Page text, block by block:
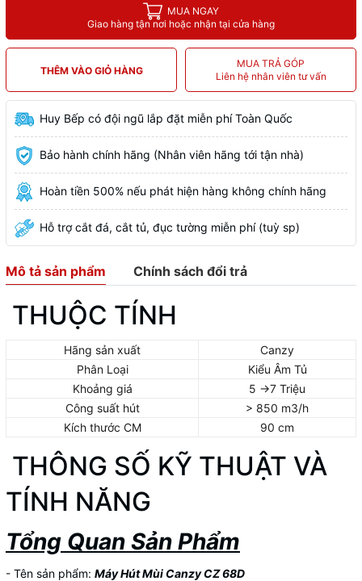
MUA NGAY
Giao hàng tận nơi hoặc nhận tại cửa hàng
THÊM VÀO GIỎ HÀNG
MUA TRẢ GÓP
Liên hệ nhân viên tư vấn
Huy Bếp có đội ngũ lắp đặt miễn phí Toàn Quốc
Bảo hành chính hãng (Nhân viên hãng tới tận nhà)
Hoàn tiền 500% nếu phát hiện hàng không chính hãng
Hỗ trợ cắt đá, cắt tủ, đục tường miễn phí (tuỳ sp)
Mô tả sản phẩm Chính sách đổi trả
THUỘC TÍNH
Hãng sản xuất
Canzy
Phân Loại
Kiểu Âm Tủ
Khoảng giá
5 ->7 Triệu
Công suất hút
> 850 m3/h
Kích thước CM
90 cm
THÔNG SỐ KỸ THUẬT VÀ
TÍNH NĂNG
Tổng Quan Sản Phẩm
- Tên sản phẩm: Máy Hút Mùi Canzy CZ 68D